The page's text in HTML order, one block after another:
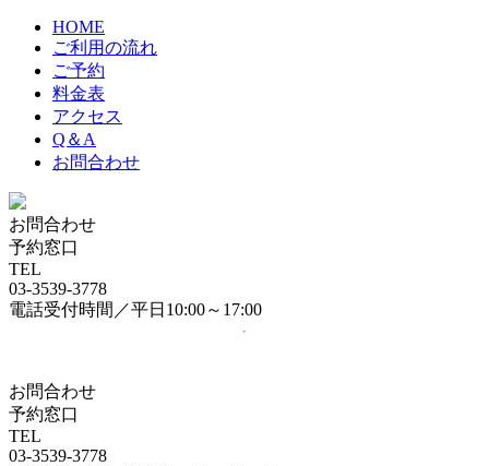
HOME
ご利用の流れ
ご予約
料金表
アクセス
Q＆A
お問合わせ
お問合わせ
予約窓口
TEL
03-3539-3778
電話受付時間／平日10:00～17:00
お問合わせ
予約窓口
TEL
03-3539-3778